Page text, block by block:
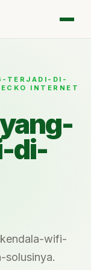
TERJADI-DI-
INTERNET
di-
wifi-
solusinya.